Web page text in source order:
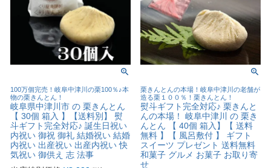
100万個完売！岐阜中津川の栗100％♪本
物の栗きんとん！
岐阜県中津川市 の 栗きんとん
【 30個 箱入 】【送料別】 熨
斗ギフト完全対応♪ 誕生日祝い
内祝い 御祝 御礼 結婚祝い 結婚
内祝い 出産祝い 出産内祝い 快
気祝い 御供え 志 法事
栗きんとんの本場！岐阜中津川の老舗が
造る栗１００％！栗きんとん！
熨斗ギフト完全対応♪ 栗きんと
んの本場！ 岐阜中津川 の 栗き
んとん 【 40個 箱入】【 送料
無料 】【 風呂敷付 】 ギフト
スイーツ プレゼント 送料無料
和菓子 グルメ お菓子 お取り寄
せ